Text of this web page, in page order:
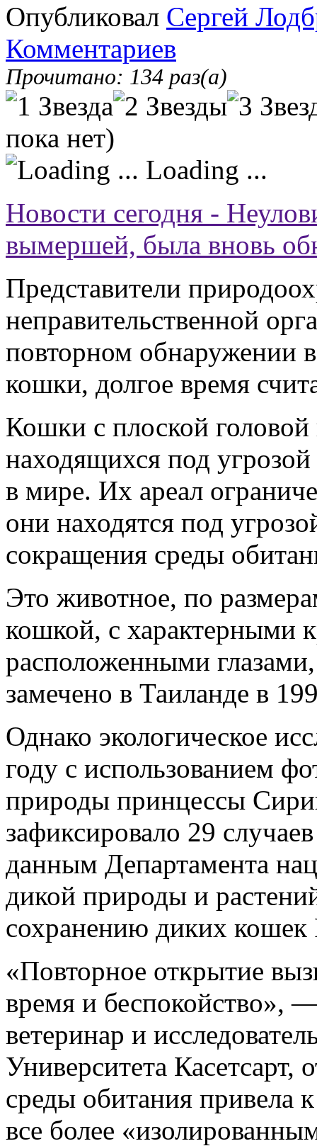
Опубликовал Сергей
Комментариев
Прочитано: 134 раз(а)
пока нет)
Loading ...
Новости сегодня -
вымершей, была вновь
Представители
неправительственной
повторном обнаружении
кошки, долгое время
Кошки с плоской
находящихся под
в мире. Их ареал
они находятся под
сокращения среды
Это животное, по
кошкой, с характерными
расположенными
замечено в Таиланде в
Однако экологическое
году с использованием
природы принцессы
зафиксировало 29
данным Департамента
дикой природы и
сохранению диких кошек
«Повторное открытие
время и беспокойство»,
ветеринар и
Университета Касетсарт,
среды обитания привела
все более